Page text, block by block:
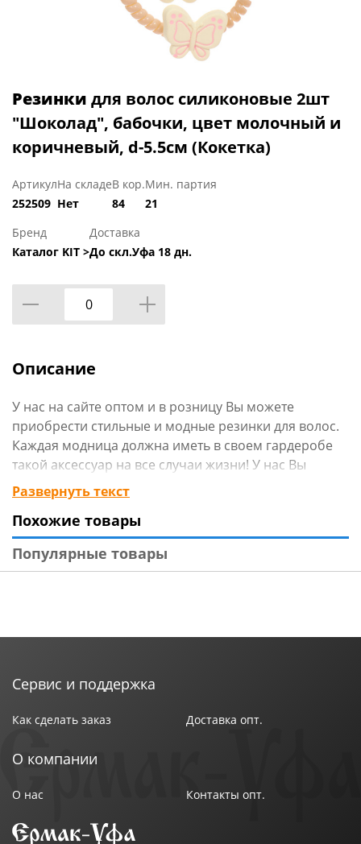
Резинки для волос силиконовые 2шт
"Шоколад", бабочки, цвет молочный и
коричневый, d-5.5см (Кокетка)
Артикул
252509
На складе
Нет
В кор.
84
Мин. партия
21
Бренд
Каталог KIT >
Доставка
До скл.Уфа 18 дн.
Описание
У нас на сайте оптом и в розницу Вы можете
приобрести стильные и модные резинки для волос.
Каждая модница должна иметь в своем гардеробе
такой аксессуар на все случаи жизни! У нас Вы
найдете резинки для волос с изысканным и
современным дизайном, яркие или классические, в
виде бантиков или зверюшек, с бусинами или
стразами, с кружевной каймой или бархатом. Наши
аксессуары для волос не оставят Вас равнодушными
Развернуть текст
Похожие товары
Популярные товары
Сервис и поддержка
Как сделать заказ Доставка опт.
О компании
О нас Контакты опт.